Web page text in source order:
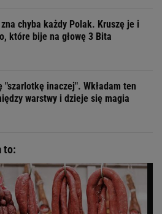
chyba każdy Polak. Kruszę je i
które bije na głowę 3 Bita
"szarlotkę inaczej". Wkładam ten
warstwy i dzieje się magia
to: